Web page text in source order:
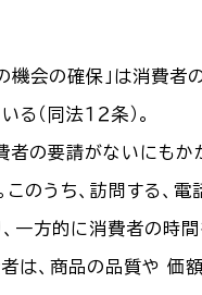
会の確保」は消費者
（同法１２条）。
の要請がないにもか
のうち、訪問する、
一方的に消費者の時
は、商品の品質や